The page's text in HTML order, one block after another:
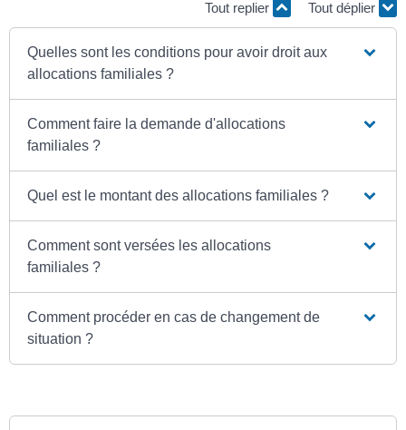
Tout replier Tout déplier
Quelles sont les conditions pour avoir droit aux
allocations familiales ?
Comment faire la demande d'allocations
familiales ?
Quel est le montant des allocations familiales ?
Comment sont versées les allocations
familiales ?
Comment procéder en cas de changement de
situation ?